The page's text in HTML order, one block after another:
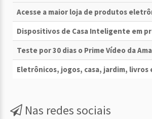
Acesse a maior loja de produtos
Dispositivos de Casa Inteligente em
Teste por 30 dias o Prime Vídeo da
Eletrônicos, jogos, casa, jardim, livros
Nas redes sociais